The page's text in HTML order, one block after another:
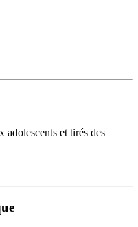
adolescents et tirés des